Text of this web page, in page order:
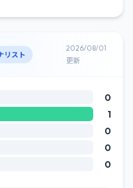
リスト
2026/08/01
更新
0
1
0
0
0